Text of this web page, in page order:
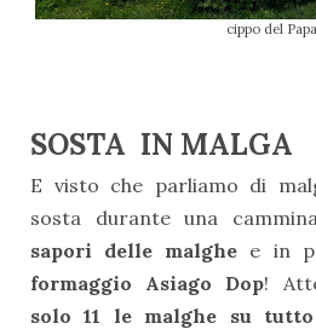
cippo del Papa
SOSTA IN MALGA
E visto che parliamo di
sosta durante una
sapori delle malghe e in
formaggio Asiago Dop!
solo 11 le malghe su